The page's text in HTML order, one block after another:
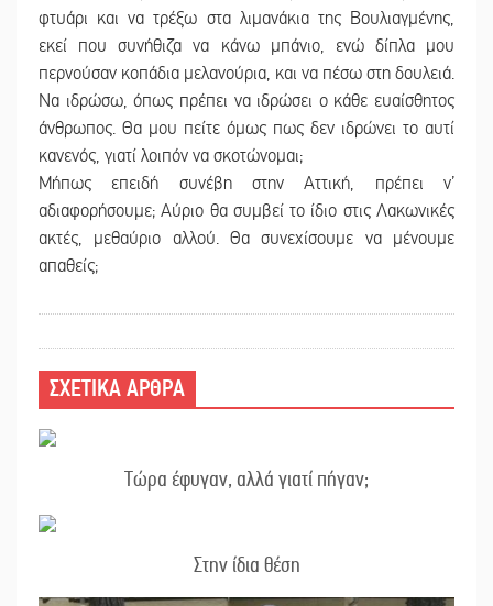
φτυάρι και να τρέξω στα λιμανάκια της Βουλιαγμένης,
εκεί που συνήθιζα να κάνω μπάνιο, ενώ δίπλα μου
περνούσαν κοπάδια μελανούρια, και να πέσω στη δουλειά.
Να ιδρώσω, όπως πρέπει να ιδρώσει ο κάθε ευαίσθητος
άνθρωπος. Θα μου πείτε όμως πως δεν ιδρώνει το αυτί
κανενός, γιατί λοιπόν να σκοτώνομαι;
Μήπως επειδή συνέβη στην Αττική, πρέπει ν’
αδιαφορήσουμε; Αύριο θα συμβεί το ίδιο στις Λακωνικές
ακτές, μεθαύριο αλλού. Θα συνεχίσουμε να μένουμε
απαθείς;
ΣΧΕΤΙΚΑ ΑΡΘΡΑ
Τώρα έφυγαν, αλλά γιατί πήγαν;
Στην ίδια θέση